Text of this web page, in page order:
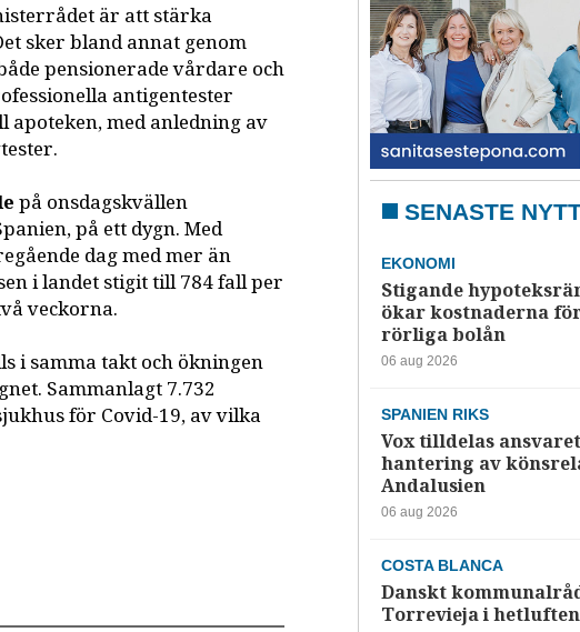
är att stärka
sker bland annat genom
pensionerade vårdare och
antigentester
med anledning av
på onsdagskvällen
på ett dygn. Med
dag med mer än
i landet stigit till 784 fall per
veckorna.
i samma takt och ökningen
Sammanlagt 7.732
för Covid-19, av vilka
SENASTE
EKONOMI
Stigande
ökar kostnaderna
rörliga bolån
06 aug 2026
SPANIEN RIKS
Vox tilldelas
hantering av
Andalusien
06 aug 2026
COSTA BLANCA
Danskt
Torrevieja i hetluften